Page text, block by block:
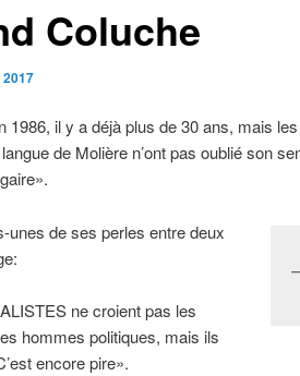
Coluche
1986, il y a déjà plus de 30 ans, mais
de Molière n’ont pas oublié son
unes de ses perles entre deux
ne croient pas les
hommes politiques, mais ils
encore pire».